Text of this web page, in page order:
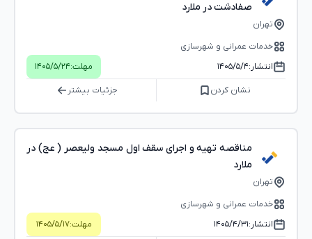
صفادشت در ملارد
تهران
خدمات عمرانی و شهرسازی
انتشار:۱۴۰۵/۵/۴ مهلت:۱۴۰۵/۵/۲۴
نشان کردن جزئیات بیشتر
مناقصه تهیه و اجرای سقف اول مسجد ولیعصر ( عج) در
ملارد
تهران
خدمات عمرانی و شهرسازی
انتشار:۱۴۰۵/۴/۳۱ مهلت:۱۴۰۵/۵/۱۷